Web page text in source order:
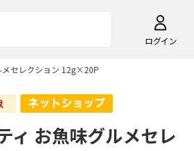
ログイン
メセレクション 12g×20P
ィ お魚味グルメセレ